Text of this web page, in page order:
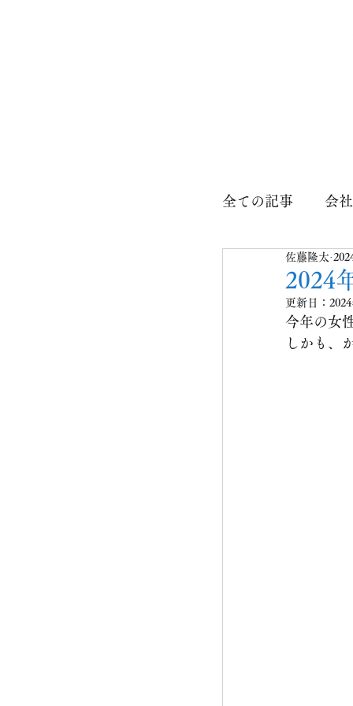
全ての記事 会
2024
佐藤隆太
更新日：
今年の女
しかも、